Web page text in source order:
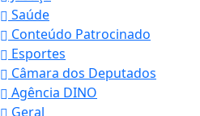
Saúde
Conteúdo Patrocinado
Esportes
Câmara dos Deputados
Agência DINO
Geral